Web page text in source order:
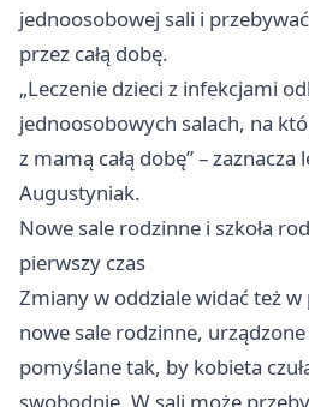
jednoosobowej sali i
przez całą dobę.
„Leczenie dzieci z infekcjami
jednoosobowych salach, na
z mamą całą dobę” – zaznacza
Augustyniak.
Nowe sale rodzinne i szkoła
pierwszy czas
Zmiany w oddziale widać też w
nowe sale rodzinne,
pomyślane tak, by kobieta